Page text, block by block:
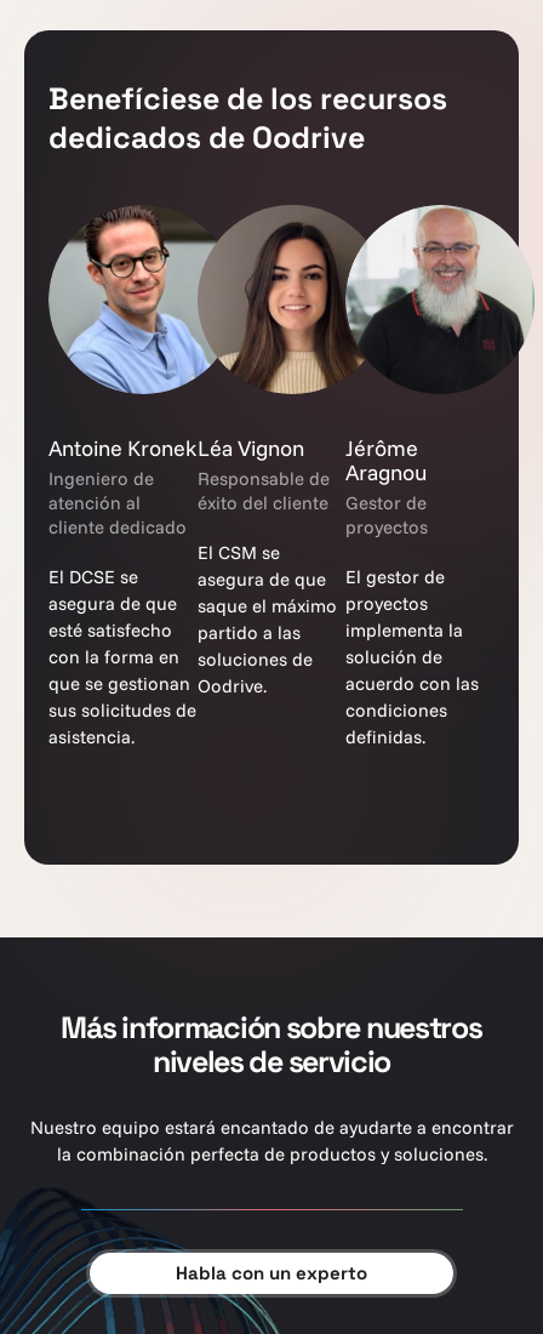
Benefíciese de los recursos
dedicados de Oodrive
Antoine Kronek
Ingeniero de
atención al
cliente dedicado
El DCSE se
asegura de que
esté satisfecho
con la forma en
que se gestionan
sus solicitudes de
asistencia.
Léa Vignon
Responsable de
éxito del cliente
El CSM se
asegura de que
saque el máximo
partido a las
soluciones de
Oodrive.
Jérôme
Aragnou
Gestor de
proyectos
El gestor de
proyectos
implementa la
solución de
acuerdo con las
condiciones
definidas.
Más información sobre nuestros
niveles de servicio
Nuestro equipo estará encantado de ayudarte a encontrar
la combinación perfecta de productos y soluciones.
Habla con un experto